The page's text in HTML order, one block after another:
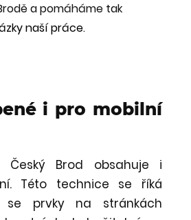
a pomáháme tak
naší práce.
i pro mobilní
Český Brod obsahuje i
Této technice se říká
prvky na stránkách